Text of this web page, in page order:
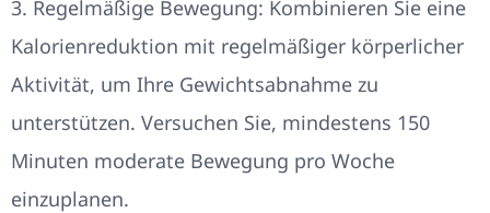
3. Regelmäßige Bewegung: Kombinieren Sie eine
Kalorienreduktion mit regelmäßiger körperlicher
Aktivität, um Ihre Gewichtsabnahme zu
unterstützen. Versuchen Sie, mindestens 150
Minuten moderate Bewegung pro Woche
einzuplanen.